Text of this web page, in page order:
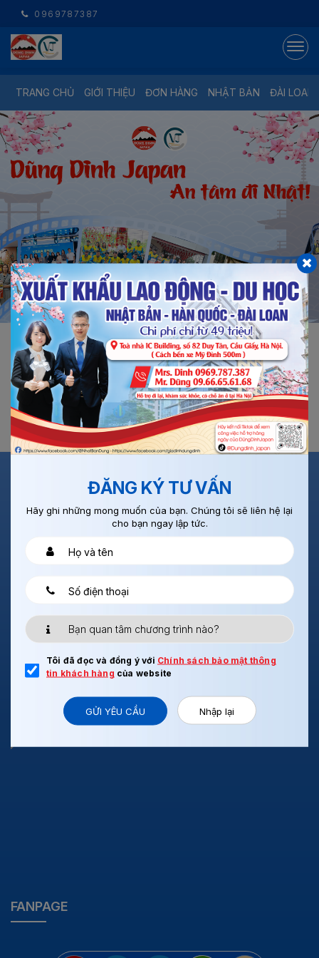
0969787387
TRANG CHỦ GIỚI THIỆU ĐƠN HÀNG NHẬT BẢN ĐÀI LOAN
Trang chủ Đăng ký tư vấn
ĐĂNG KÝ TƯ VẤN
Xuất Khẩu Lao Động & Du Học VJC GROUP
Địa chỉ: Tòa nhà IC Building, 82 Duy Tân, Cầu Giấy
Holtine: 0966656168
Email:
LIÊN HỆ
FANPAGE
ĐĂNG KÝ TƯ VẤN
Hãy ghi những mong muốn của bạn. Chúng tôi sẽ liên hệ lại
cho bạn ngay lập tức.
Tôi đã đọc và đồng ý với Chính sách bảo mật thông
tin khách hàng của website
GỬI YÊU CẦU Nhập lại